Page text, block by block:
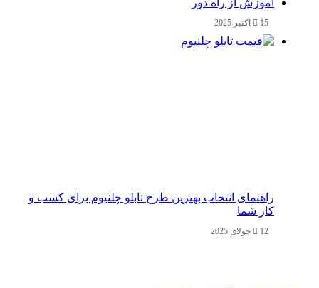
آموزش از راه دور
15 اکتبر 2025
راهنمای انتخاب بهترین طرح تابلو چلنیوم برای کسب و
کار شما
12 جولای 2025